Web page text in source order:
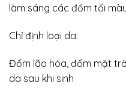
làm sáng các đốm tối
Chỉ định loại da:
Đốm lão hóa, đốm mặt
da sau khi sinh